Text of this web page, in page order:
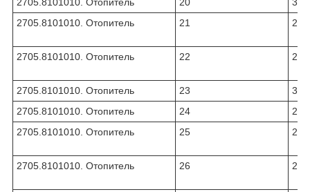
2705.8101010. Отопитель
21
2705.8101010. Отопитель 22
2705.8101010. Отопитель 23
2705.8101010. Отопитель
24
2705.8101010. Отопитель
25
2705.8101010. Отопитель 26